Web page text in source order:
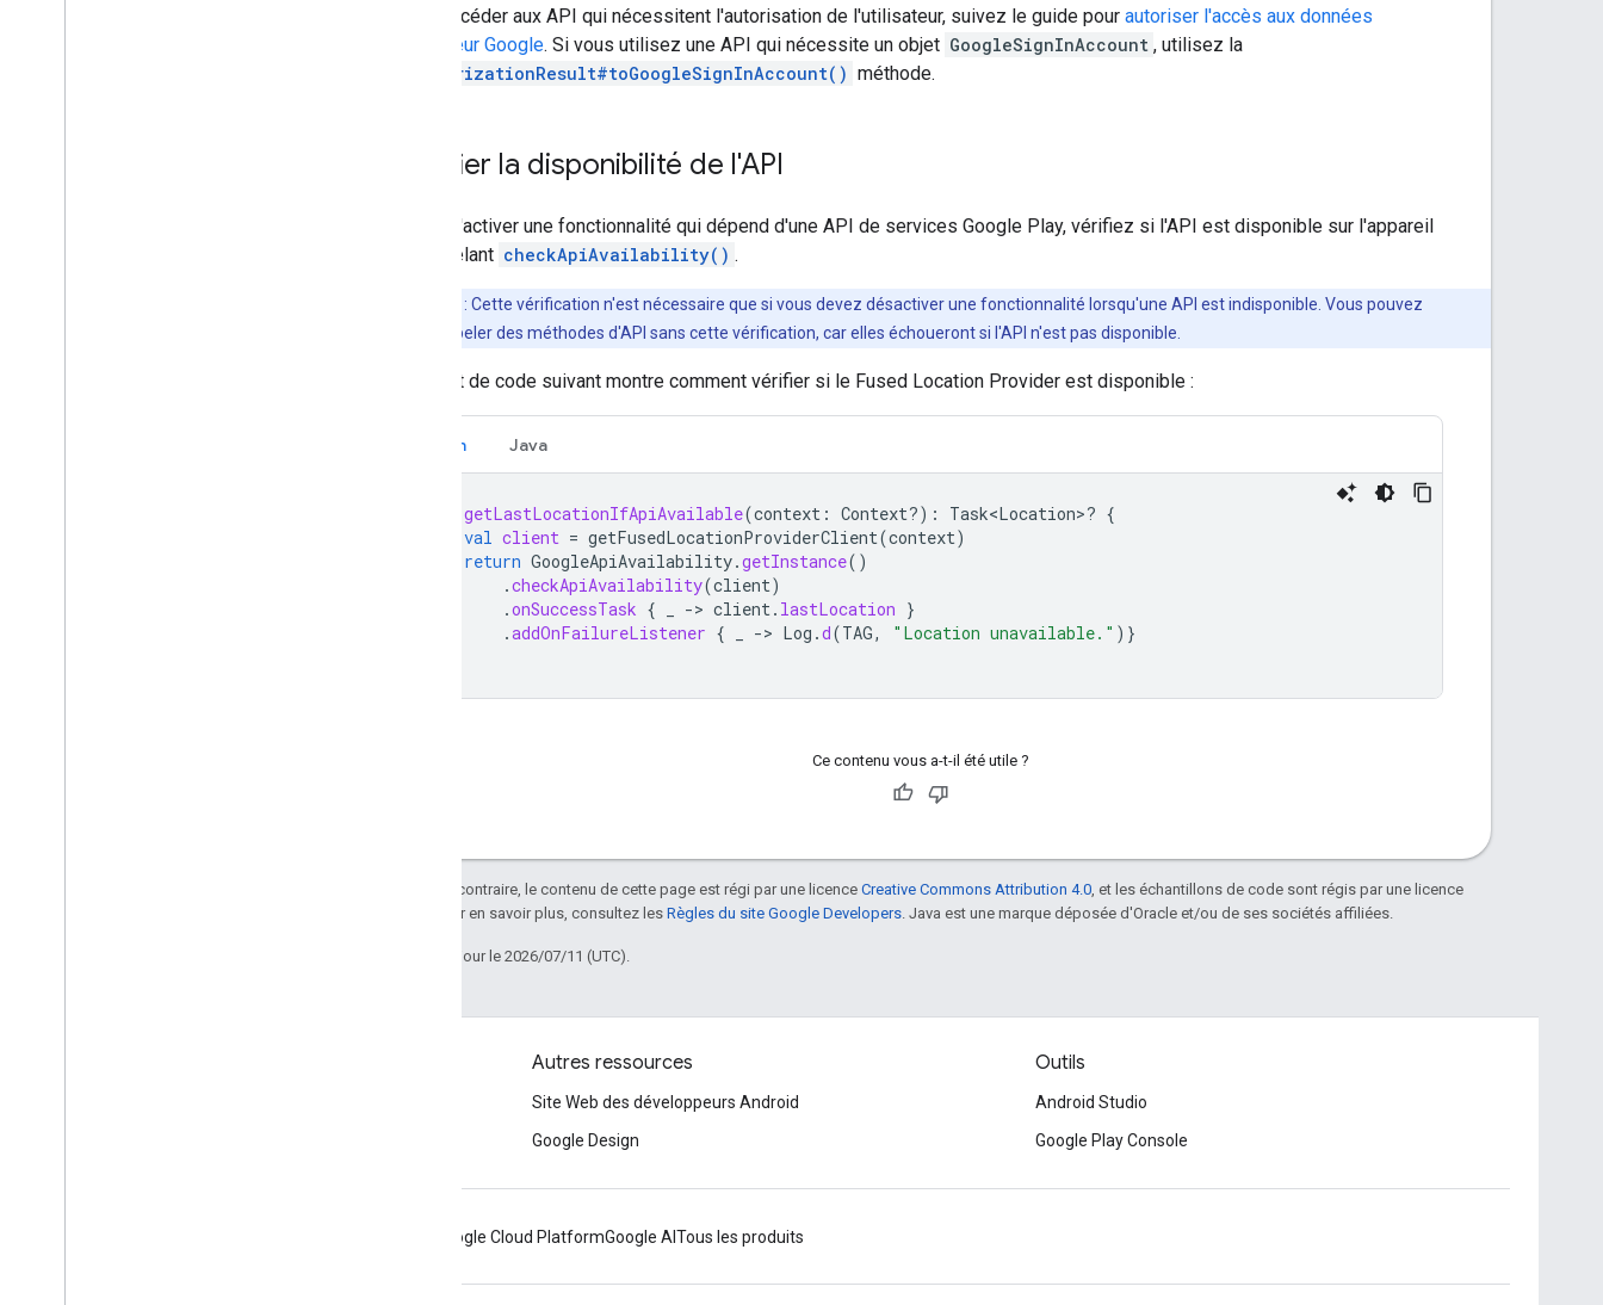
Pour accéder aux API qui nécessitent l'autorisation de l'utilisateur, suivez le guide pour autoriser l'accès aux données
utilisateur Google. Si vous utilisez une API qui nécessite un objet GoogleSignInAccount , utilisez la
AuthorizationResult#toGoogleSignInAccount() méthode.
Vérifier la disponibilité de l'API
Avant d'activer une fonctionnalité qui dépend d'une API de services Google Play, vérifiez si l'API est disponible sur l'appareil
en appelant checkApiAvailability() .
: Cette vérification n'est nécessaire que si vous devez désactiver une fonctionnalité lorsqu'une API est indisponible. Vous pouvez
également appeler des méthodes d'API sans cette vérification, car elles échoueront si l'API n'est pas disponible.
L'extrait de code suivant montre comment vérifier si le Fused Location Provider est disponible :
Kotlin Java
getLastLocationIfApiAvailable(context : Context?) : Task<Location>? {
val client = getFusedLocationProviderClient(context)
return GoogleApiAvailability.getInstance()
.checkApiAvailability(client)
.onSuccessTask { -> client. lastLocation }
.addOnFailureListener { -> Log .d(TAG, "Location unavailable." )}
Ce contenu vous a-t-il été utile ?
Sauf indication contraire, le contenu de cette page est régi par une licence Creative Commons Attribution 4.0, et les échantillons de code sont régis par une licence
. Pour en savoir plus, consultez les Règles du site Google Developers. Java est une marque déposée d'Oracle et/ou de ses sociétés affiliées.
Dernière mise à jour le 2026/07/11 (UTC).
Autres ressources
Site Web des développeurs Android
Google Design
Outils
Android Studio
Google Play Console
Google Cloud PlatformGoogle AI Tous les produits